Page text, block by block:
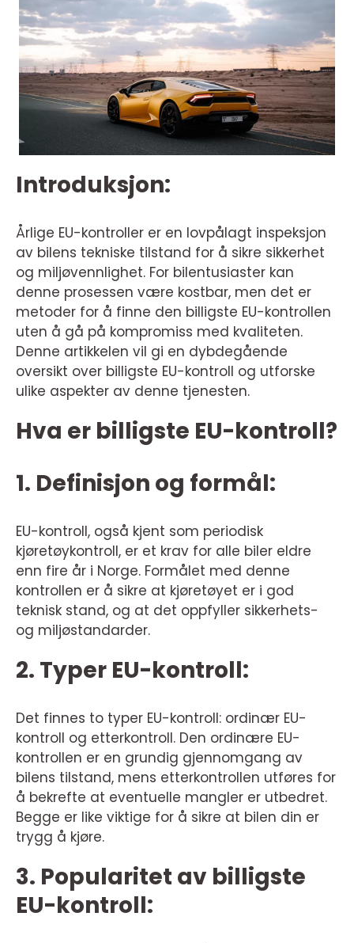
Introduksjon:
Årlige EU-kontroller er en lovpålagt inspeksjon
av bilens tekniske tilstand for å sikre sikkerhet
og miljøvennlighet. For bilentusiaster kan
denne prosessen være kostbar, men det er
metoder for å finne den billigste EU-kontrollen
uten å gå på kompromiss med kvaliteten.
Denne artikkelen vil gi en dybdegående
oversikt over billigste EU-kontroll og utforske
ulike aspekter av denne tjenesten.
Hva er billigste EU-kontroll?
1. Definisjon og formål:
EU-kontroll, også kjent som periodisk
kjøretøykontroll, er et krav for alle biler eldre
enn fire år i Norge. Formålet med denne
kontrollen er å sikre at kjøretøyet er i god
teknisk stand, og at det oppfyller sikkerhets-
og miljøstandarder.
2. Typer EU-kontroll:
Det finnes to typer EU-kontroll: ordinær EU-
kontroll og etterkontroll. Den ordinære EU-
kontrollen er en grundig gjennomgang av
bilens tilstand, mens etterkontrollen utføres for
å bekrefte at eventuelle mangler er utbedret.
Begge er like viktige for å sikre at bilen din er
trygg å kjøre.
3. Popularitet av billigste
EU-kontroll: